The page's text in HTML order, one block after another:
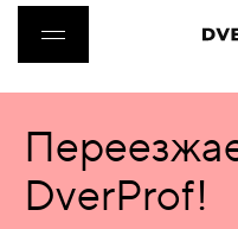
ДВЕРИ
ФУРНИТУРА
DverProf!